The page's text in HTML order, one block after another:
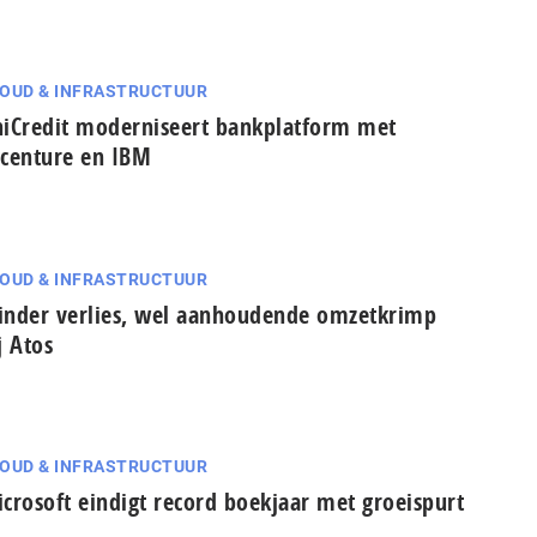
& INFRASTRUCTUUR
moderniseert bankplatform met
en IBM
& INFRASTRUCTUUR
verlies, wel aanhoudende omzetkrimp
Atos
& INFRASTRUCTUUR
eindigt record boekjaar met groeispurt